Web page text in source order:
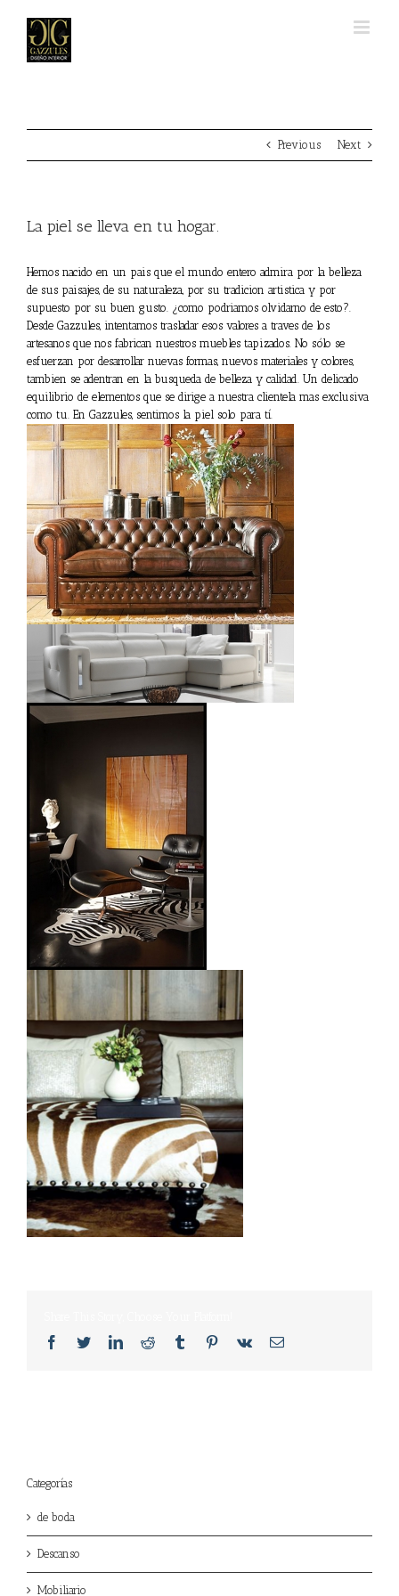
content
Previous Next
La piel se lleva en tu hogar.
Hemos nacido en un pais que el mundo entero admira por la belleza
de sus paisajes, de su naturaleza, por su tradicion artistica y por
supuesto por su buen gusto. ¿como podriamos olvidarno de esto?.
Desde Gazzules, intentamos trasladar esos valores a traves de los
artesanos que nos fabrican nuestros muebles tapizados. No sólo se
esfuerzan por desarrollar nuevas formas, nuevos materiales y colores,
tambien se adentran en la busqueda de belleza y calidad. Un delicado
equilibrio de elementos que se dirige a nuestra clientela mas exclusiva
como tu. En Gazzules, sentimos la piel solo para tí.
Facebook
TwitterLinkedInReddit Tumblr Pinterest
Vk Email
Categorías
de boda
Descanso
Mobiliario